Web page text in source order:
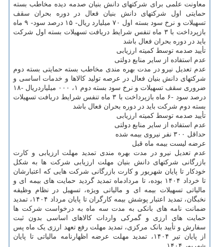
معاونت علمی برای شرکتهای دانش بنیان صدمه دیده مخاطب بسته
حمایتی اول شرکتهای دانش بنیان فعال در دوره بحران سقف
تسهیلات و نرخ سود بسته اول ۷۰ میلیارد ریال- ۱۵ درصد سود- ۹ ماه
بازپرداخت با ۳ ماه تنفس شرایط دریافت تسهیلات بسته اول شرکت
باید در دوره بحران فعال باشد
تأیید صدمه توسط کمیته ارزیابی
عدم استفاده از سایر منابع دولتی
عدم تعدیل نیرو در مدت بهره مندی مخاطب بسته حمایتی بسته دوم
شرکتهای دانش بنیان فعال در عرصه تولید کالاها و خدمات اساسی و
ضروری سقف تسهیلات و نرخ سود بسته دوم ۱، ۰۰۰ میلیاردریال -۱۸
درصد سود -۶ ماه بازپرداخت با ۳ ماه تنفس شرایط دریافت تسهیلات
بسته دوم شرکت باید در دوره بحران فعال باشد
تأیید صدمه توسط کمیته ارزیابی
عدم استفاده از سایر منابع دولتی
حداقل ۳۰۰ نفر نیروی بیمه شده
عرضه لیست بیمه ماه قبل
عدم تعدیل نیرو در مدت بهره مندی تمدید مهلت ارزیابی و کارت
بازرگانی شرکتهای دانش بنیان مهلت ارزیابی شرکت ها به شکل
خودکار تا پایان شهریور و کارت بازرگانی شرکت هایی که اعتبارشان
تا خرداد ۱۴۰۴ بوده، تا مردادماه تمدید گردید حمایت های بیمه ای و
مالیاتی تسهیلات بیمه ای و مالیاتی ویژه، تسهیل در نظام وظیفه
نخبگان، تمدید اعتبار پوشش بیمه کارگران تا پایان مرداد ۱۴۰۴، تمدید
ضمانت نامه های بانکی به مدت سه ماه به درخواست شرکت ها
حمایت های ارزی و گمرکی واردات کالاهای اساسی بدون ثبت
سفارش و تأیید بانک مرکزی، تمدید مهلت رفع تعهد ارزی یک ماه پس
از پایان تیر ۱۴۰۴، تمدید مهلت عرضه اظهارنامه مالیاتی تا پایان